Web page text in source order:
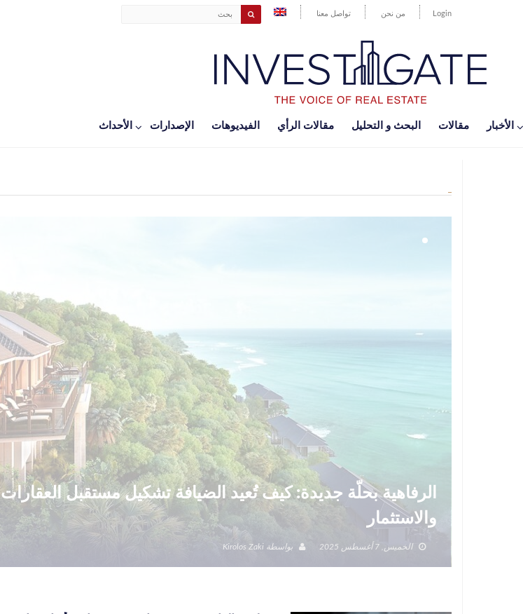
Login من نحن تواصل معنا
اﻷخبار مقالات البحث و التحليل مقالات الرأي الفيديوهات الإصدارات اﻷحداث
الرفاهية بحلّة جديدة: كيف تُعيد الضيافة تشكيل مستقبل العقارات
والاستثمار
الخميس, 7 أغسطس 2025 بواسطة Kirolos Zaki